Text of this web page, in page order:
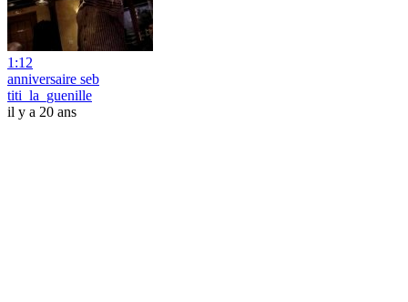
1:12
anniversaire seb
titi_la_guenille
il y a 20 ans